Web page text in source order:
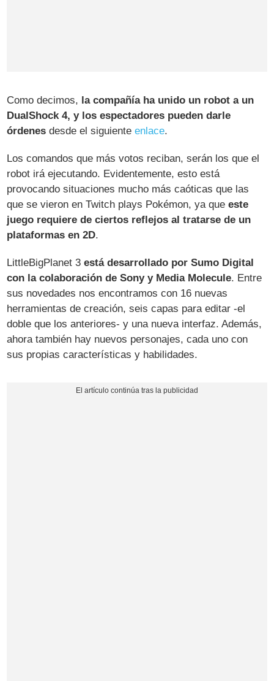
Como decimos, la compañía ha unido un robot a un
DualShock 4, y los espectadores pueden darle
órdenes desde el siguienteenlace.
Los comandos que más votos reciban, serán los que el
robot irá ejecutando. Evidentemente, esto está
provocando situaciones mucho más caóticas que las
que se vieron en Twitch plays Pokémon, ya queeste
juego requiere de ciertos reflejos al tratarse de un
plataformas en 2D.
LittleBigPlanet 3está desarrollado por Sumo Digital
con la colaboración de Sony y Media Molecule. Entre
sus novedades nos encontramos con 16 nuevas
herramientas de creación, seis capas para editar -el
doble que los anteriores- y una nueva interfaz. Además,
ahora también hay nuevos personajes, cada uno con
sus propias características y habilidades.